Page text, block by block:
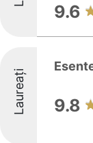
9.6
Laureați 9.8